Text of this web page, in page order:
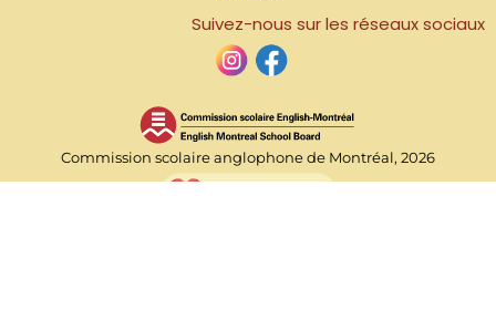
Suivez-nous sur les réseaux sociaux
Commission scolaire anglophone de Montréal, 2026